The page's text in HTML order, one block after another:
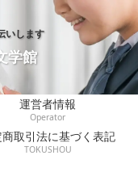
いします
学館
運営者情報
Operator
取引法に基づく表記
TOKUSHOU